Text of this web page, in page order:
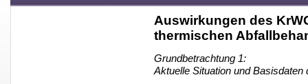
Auswirkungen des
thermischen
Grundbetrachtung 1:
Aktuelle Situation und